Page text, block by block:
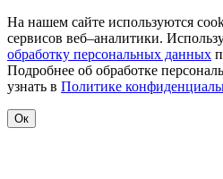
На нашем сайте используются
сервисов веб–аналитики.
обработку персональных данных
Подробнее об обработке
узнать в Политике
Ок